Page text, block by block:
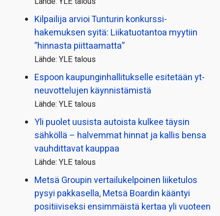
Kilpailija arvioi Tunturin konkurssi­
hakemuksen syitä: Liikatuotantoa myytiin
”hinnasta piittaamatta”
Lähde: YLE talous
Espoon kaupungin­hallitukselle esitetään yt-
neuvottelujen käynnistämistä
Lähde: YLE talous
Yli puolet uusista autoista kulkee täysin
sähköllä – halvemmat hinnat ja kallis bensa
vauhdittavat kauppaa
Lähde: YLE talous
Metsä Groupin vertailu­kelpoinen liiketulos
pysyi pakkasella, Metsä Boardin kääntyi
positiiviseksi ensimmäistä kertaa yli vuoteen